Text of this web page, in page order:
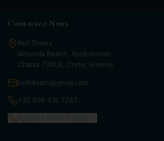
Contactez-Nous
Kefi Divers
Almyrida Beach, Apokoronas
Chania 73008, Crete, Greece
kefidivers@gmail.com
+30 698 418 7747